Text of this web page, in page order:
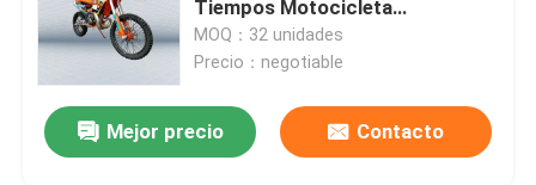
Tiempos Motocicleta
Todoterreno con Llantas EXCEL
MOQ：32 unidades
Precio：negotiable
Mejor precio Contacto